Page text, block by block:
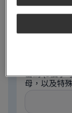
The email
used if you
or for opted-
密碼(8個字
母，以及特